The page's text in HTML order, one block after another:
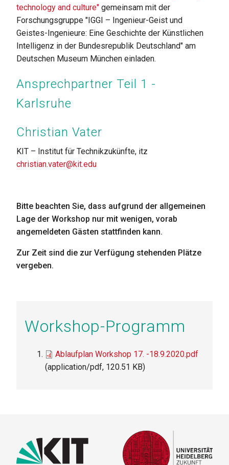
technology and culture" gemeinsam mit der
Forschungsgruppe "IGGI – Ingenieur-Geist und
Geistes-Ingenieure: Eine Geschichte der Künstlichen
Intelligenz in der Bundesrepublik Deutschland" am
Deutschen Museum München einladen.
Ansprechpartner Teil 1 -
Karlsruhe
Christian Vater
KIT – Institut für Technikzukünfte, itz
christian.vater@kit.edu
Bitte beachten Sie, dass aufgrund der allgemeinen
Lage der Workshop nur mit wenigen, vorab
angemeldeten Gästen stattfinden kann.
Zur Zeit sind die zur Verfügung stehenden Plätze
vergeben.
Workshop-Programm
FileAblaufplan Workshop 17. -18.9.2020.pdf
(application/pdf, 120.51 KB)